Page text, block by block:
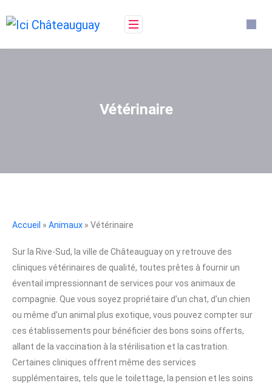
Vétérinaire
Accueil » Animaux » Vétérinaire
Sur la Rive-Sud, la ville de Châteauguay on y retrouve des
cliniques vétérinaires de qualité, toutes prêtes à fournir un
éventail impressionnant de services pour vos animaux de
compagnie. Que vous soyez propriétaire d’un chat, d’un chien
ou même d’un animal plus exotique, vous pouvez compter sur
ces établissements pour bénéficier des bons soins offerts,
allant de la vaccination à la stérilisation et la castration.
Certaines cliniques offrent même des services
supplémentaires, tels que le toilettage, la pension et les soins